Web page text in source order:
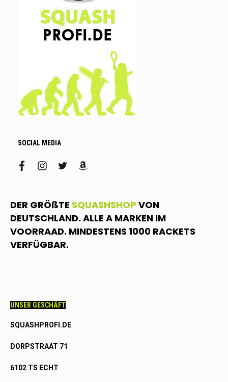
SOCIAL MEDIA
facebookinstagram
twitteramazon
DER GRÖßTE SQUASHSHOP VON
DEUTSCHLAND. ALLE A MARKEN IM
VOORRAAD. MINDESTENS 1000 RACKETS
VERFÜGBAR.
UNSER GESCHÄFT
SQUASHPROFI.DE
DORPSTRAAT 71
6102 TS ECHT